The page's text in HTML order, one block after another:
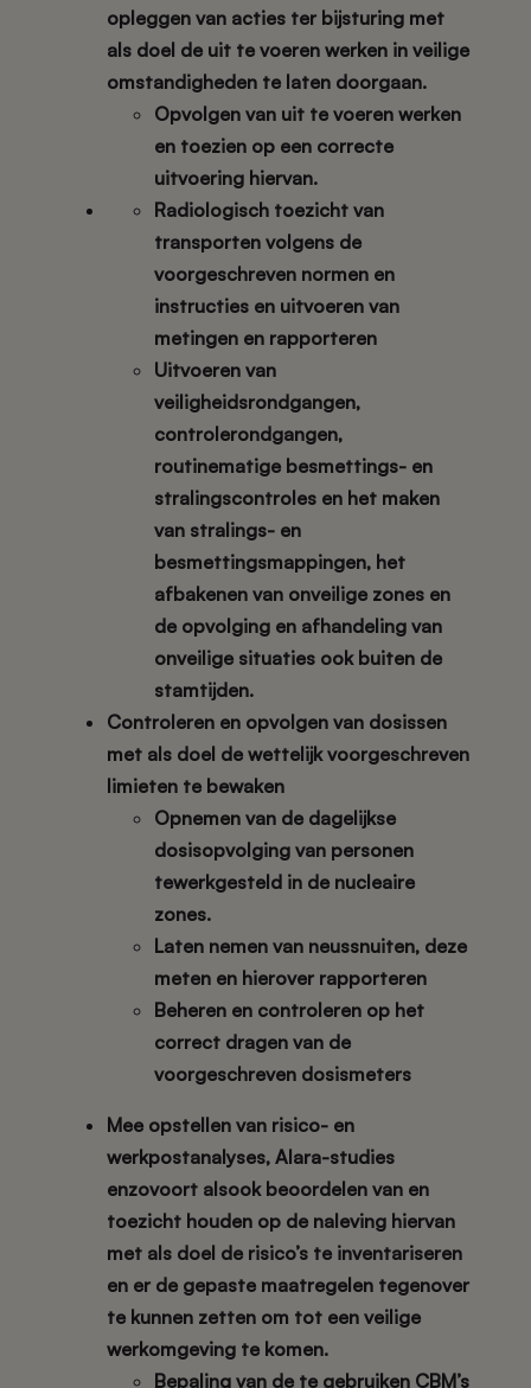
opleggen van acties ter bijsturing met
als doel de uit te voeren werken in veilige
omstandigheden te laten doorgaan.
Opvolgen van uit te voeren werken
en toezien op een correcte
uitvoering hiervan.
Radiologisch toezicht van
transporten volgens de
voorgeschreven normen en
instructies en uitvoeren van
metingen en rapporteren
Uitvoeren van
veiligheidsrondgangen,
controlerondgangen,
routinematige besmettings- en
stralingscontroles en het maken
van stralings- en
besmettingsmappingen, het
afbakenen van onveilige zones en
de opvolging en afhandeling van
onveilige situaties ook buiten de
stamtijden.
Controleren en opvolgen van dosissen
met als doel de wettelijk voorgeschreven
limieten te bewaken
Opnemen van de dagelijkse
dosisopvolging van personen
tewerkgesteld in de nucleaire
zones.
Laten nemen van neussnuiten, deze
meten en hierover rapporteren
Beheren en controleren op het
correct dragen van de
voorgeschreven dosismeters
Mee opstellen van risico- en
werkpostanalyses, Alara-studies
enzovoort alsook beoordelen van en
toezicht houden op de naleving hiervan
met als doel de risico’s te inventariseren
en er de gepaste maatregelen tegenover
te kunnen zetten om tot een veilige
werkomgeving te komen.
Bepaling van de te gebruiken CBM’s